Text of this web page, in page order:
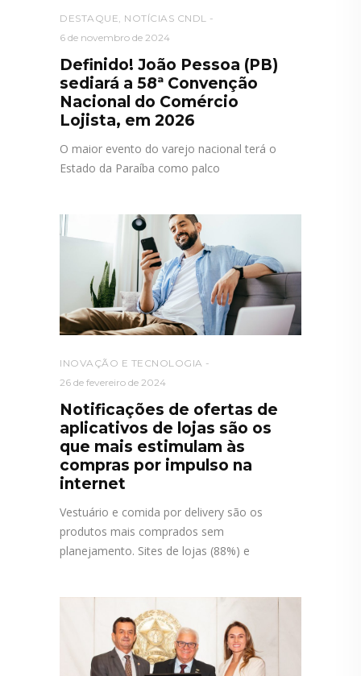
DESTAQUE, NOTÍCIAS CNDL
6 de novembro de 2024
Definido! João Pessoa (PB)
sediará a 58ª Convenção
Nacional do Comércio
Lojista, em 2026
O maior evento do varejo nacional terá o
Estado da Paraíba como palco
INOVAÇÃO E TECNOLOGIA
26 de fevereiro de 2024
Notificações de ofertas de
aplicativos de lojas são os
que mais estimulam às
compras por impulso na
internet
Vestuário e comida por delivery são os
produtos mais comprados sem
planejamento. Sites de lojas (88%) e